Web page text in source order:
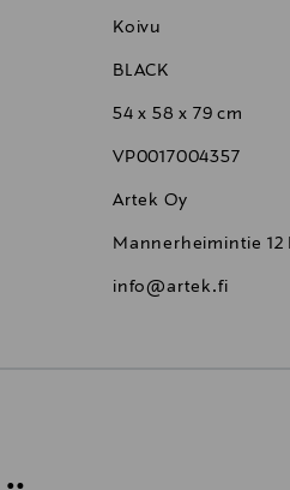
Koivu
BLACK
54 x 58 x 79 cm
VP0017004357
Artek Oy
Mannerheimintie 12
info@artek.fi